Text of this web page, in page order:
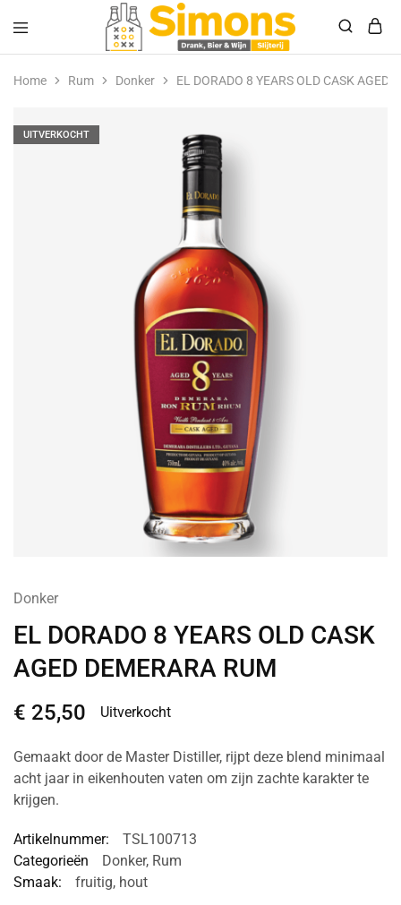
Simonsdrank.nl
Drank,
&
Home Rum Donker EL DORADO 8 YEARS OLD CASK AGED
UITVERKOCHT
Donker
EL DORADO 8 YEARS OLD CASK
AGED DEMERARA RUM
€ 25,50 Uitverkocht
Gemaakt door de Master Distiller, rijpt deze blend minimaal
acht jaar in eikenhouten vaten om zijn zachte karakter te
krijgen.
Artikelnummer:
TSL100713
Categorieën
Donker, Rum
Smaak:
fruitig, hout